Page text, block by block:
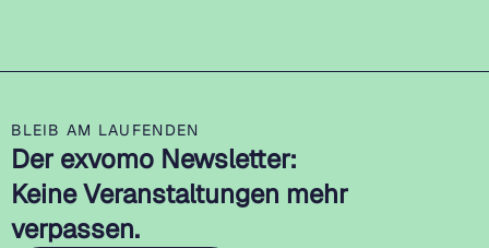
BLEIB AM LAUFENDEN
Der exvomo Newsletter:
Keine Veranstaltungen mehr
verpassen.